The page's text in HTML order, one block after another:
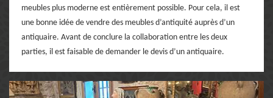
meubles plus moderne est entièrement possible. Pour cela, il est
une bonne idée de vendre des meubles d’antiquité auprès d’un
antiquaire. Avant de conclure la collaboration entre les deux
parties, il est faisable de demander le devis d’un antiquaire.